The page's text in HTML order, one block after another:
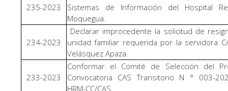
235-2023
Sistemas de Información del Hospital
Moquegua.
234-2023
Declarar improcedente la solicitud de
unidad familiar requerida por la servidora
Velásquez Apaza.
233-2023
Conformar el Comité de Selección del
Convocatoria CAS Transitorio N ° 003-
HRM-CC/CAS.